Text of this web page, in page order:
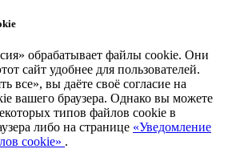
обрабатывает файлы cookie. Они
сайт удобнее для пользователей.
все», вы даёте своё согласие на
вашего браузера. Однако вы можете
типов файлов cookie в
либо на странице «Уведомление
cookie» .